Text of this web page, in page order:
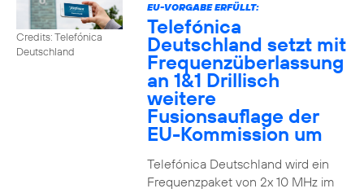
Credits: Telefónica
Deutschland
EU-VORGABE ERFÜLLT:
Telefónica
Deutschland setzt mit
Frequenzüberlassung
an 1&1 Drillisch
weitere
Fusionsauflage der
EU-Kommission um
Telefónica Deutschland wird ein
Frequenzpaket von 2x 10 MHz im